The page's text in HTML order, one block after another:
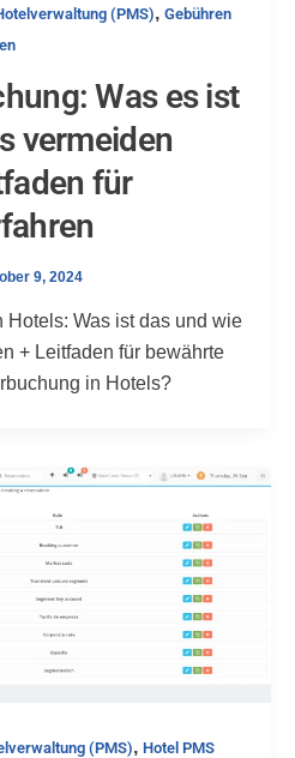
(PMS), Gebühren
Was es ist
vermeiden
für
9, 2024
Hotels: Was ist das und wie
+ Leitfaden für bewährte
in Hotels?
(PMS), Hotel PMS